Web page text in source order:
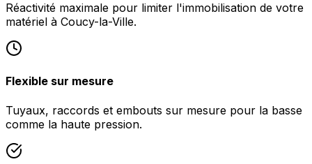
Réactivité maximale pour limiter l'immobilisation de votre
matériel à Coucy-la-Ville.
Flexible sur mesure
Tuyaux, raccords et embouts sur mesure pour la basse
comme la haute pression.